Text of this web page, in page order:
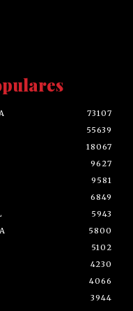
73107
55639
18067
9627
9581
6849
5943
5800
5102
4230
4066
3944